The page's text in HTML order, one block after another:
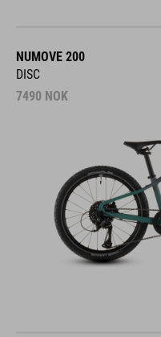
NUMOVE 200
DISC
7490 NOK